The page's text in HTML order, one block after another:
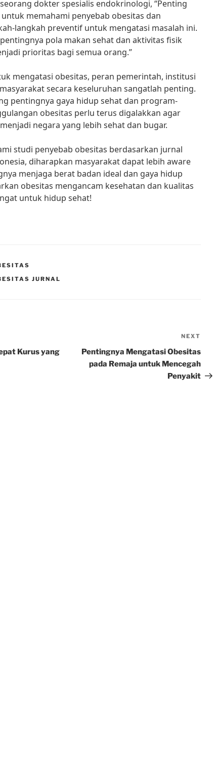
dokter spesialis endokrinologi, “Penting
memahami penyebab obesitas dan
langkah preventif untuk mengatasi masalah ini.
pola makan sehat dan aktivitas fisik
prioritas bagi semua orang.”
mengatasi obesitas, peran pemerintah, institusi
secara keseluruhan sangatlah penting.
pentingnya gaya hidup sehat dan program-
obesitas perlu terus digalakkan agar
negara yang lebih sehat dan bugar.
studi penyebab obesitas berdasarkan jurnal
diharapkan masyarakat dapat lebih aware
menjaga berat badan ideal dan gaya hidup
obesitas mengancam kesehatan dan kualitas
untuk hidup sehat!
JURNAL
Kurus yang
Post
NEXT
Pentingnya Mengatasi Obesitas
pada Remaja untuk Mencegah
Penyakit